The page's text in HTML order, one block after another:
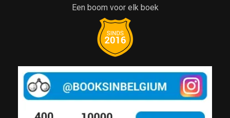
Een boom voor elk boek